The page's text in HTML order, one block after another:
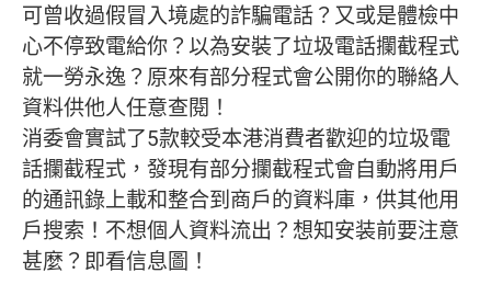
可曾收過假冒入境處的詐騙電話？又或是體檢中
心不停致電給你？以為安裝了垃圾電話攔截程式
就一勞永逸？原來有部分程式會公開你的聯絡人
資料供他人任意查閱！
消委會實試了5款較受本港消費者歡迎的垃圾電
話攔截程式，發現有部分攔截程式會自動將用戶
的通訊錄上載和整合到商戶的資料庫，供其他用
戶搜索！不想個人資料流出？想知安装前要注意
甚麼？即看信息圖！